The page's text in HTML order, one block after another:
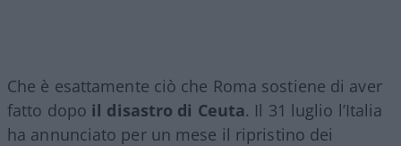
Che è esattamente ciò che Roma sostiene di aver
fatto dopo il disastro di Ceuta. Il 31 luglio l’Italia
ha annunciato per un mese il ripristino dei